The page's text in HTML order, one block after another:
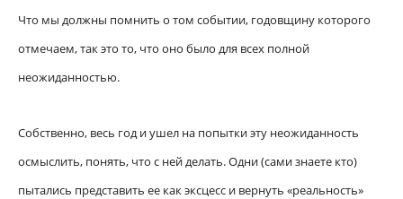
Что мы должны помнить о том событии, годовщину которого
отмечаем, так это то, что оно было для всех полной
неожиданностью.
Собственно, весь год и ушел на попытки эту неожиданность
осмыслить, понять, что с ней делать. Одни (сами знаете кто)
пытались представить ее как эксцесс и вернуть «реальность»